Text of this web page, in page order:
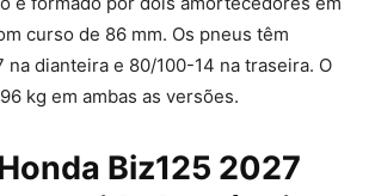
curso de 86 mm. Os pneus têm
na dianteira e 80/100-14 na traseira. O
kg em ambas as versões.
Biz125 2027